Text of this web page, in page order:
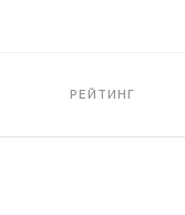
РЕЙТИНГ